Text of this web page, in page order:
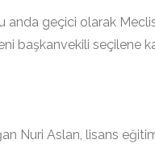
anda geçici olarak
başkanvekili seçilene
Nuri Aslan, lisans